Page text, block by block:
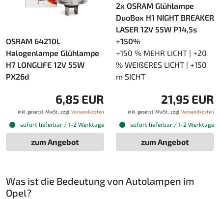
OSRAM 64210L
Halogenlampe Glühlampe
H7 LONGLIFE 12V 55W
PX26d
6,85 EUR
inkl. gesetzl. MwSt., zzgl. Versandkosten
sofort lieferbar / 1-2 Werktage
zum Angebot
2x OSRAM Glühlampe
DuoBox H1 NIGHT BREAKER
LASER 12V 55W P14,5s
+150%
+150 % MEHR LICHT | +20
% WEIßERES LICHT | +150
m SICHT
21,95 EUR
inkl. gesetzl. MwSt., zzgl. Versandkosten
sofort lieferbar / 1-2 Werktage
zum Angebot
Was ist die Bedeutung von Autolampen im
Opel?